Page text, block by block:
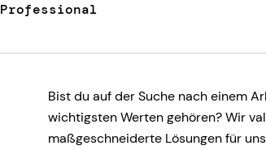
Professional
Bist du auf der Suche nach einem
wichtigsten Werten gehören? Wir
maßgeschneiderte Lösungen für